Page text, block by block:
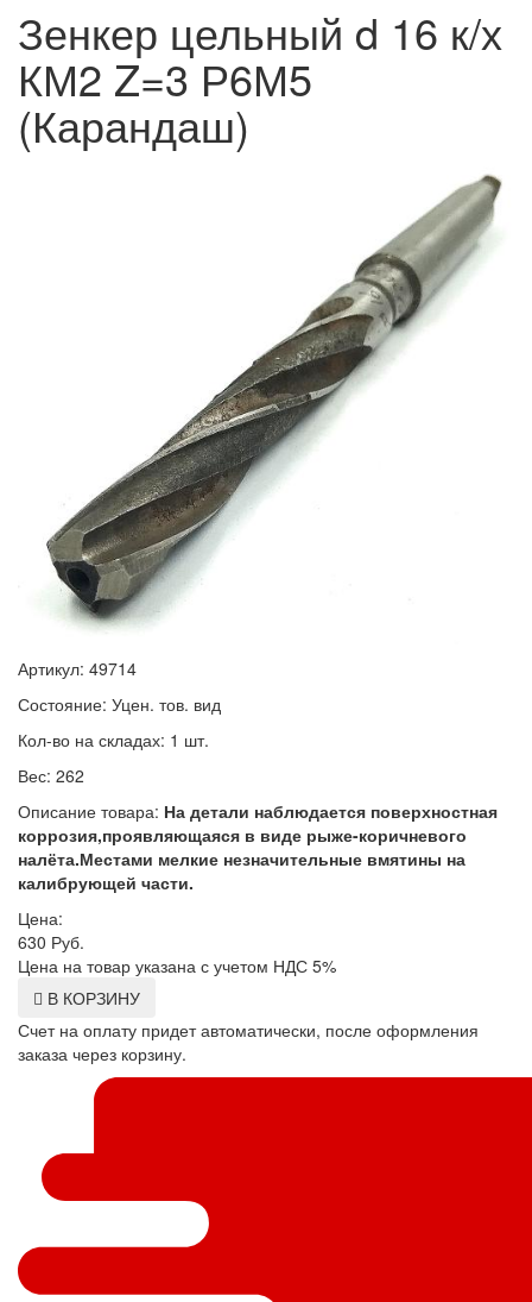
Зенкер цельный d 16 к/х
КМ2 Z=3 Р6М5
(Карандаш)
Артикул: 49714
Состояние: Уцен. тов. вид
Кол-во на складах: 1 шт.
Вес: 262
Описание товара: На детали наблюдается поверхностная
коррозия,проявляющаяся в виде рыже-коричневого
налёта.Местами мелкие незначительные вмятины на
калибрующей части.
Цена:
630 Руб.
Цена на товар указана с учетом НДС 5%
В КОРЗИНУ
Счет на оплату придет автоматически, после оформления
заказа через корзину.